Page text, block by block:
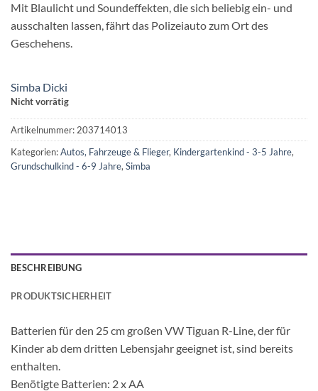
Mit Blaulicht und Soundeffekten, die sich beliebig ein- und
ausschalten lassen, fährt das Polizeiauto zum Ort des
Geschehens.
Simba Dicki
Nicht vorrätig
Artikelnummer: 203714013
Kategorien:Autos, Fahrzeuge & Flieger, Kindergartenkind - 3-5 Jahre,
Grundschulkind - 6-9 Jahre, Simba
BESCHREIBUNG
PRODUKTSICHERHEIT
Batterien für den 25 cm großen VW Tiguan R-Line, der für
Kinder ab dem dritten Lebensjahr geeignet ist, sind bereits
enthalten.
Benötigte Batterien: 2 x AA